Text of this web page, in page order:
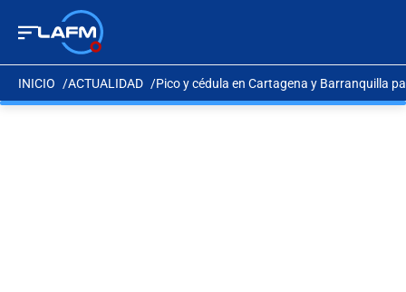
INICIO ACTUALIDAD Pico y cédula en Cartagena y Barranquilla